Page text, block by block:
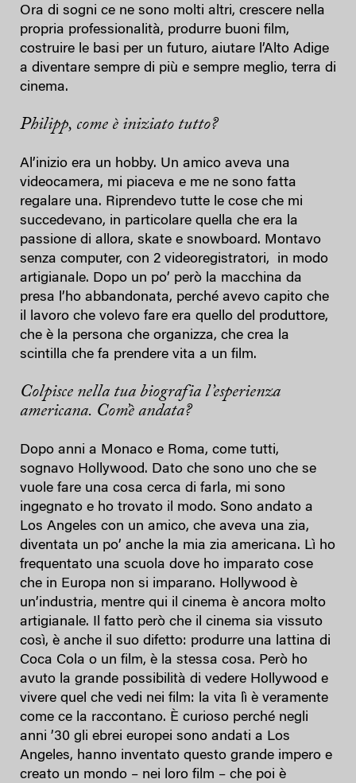
Ora di sogni ce ne sono molti altri, crescere nella
propria professionalità, produrre buoni film,
costruire le basi per un futuro, aiutare l’Alto Adige
a diventare sempre di più e sempre meglio, terra di
cinema.
Philipp, come è iniziato tutto?
Al’inizio era un hobby. Un amico aveva una
videocamera, mi piaceva e me ne sono fatta
regalare una. Riprendevo tutte le cose che mi
succedevano, in particolare quella che era la
passione di allora, skate e snowboard. Montavo
senza computer, con 2 videoregistratori, in modo
artigianale. Dopo un po’ però la macchina da
presa l’ho abbandonata, perché avevo capito che
il lavoro che volevo fare era quello del produttore,
che è la persona che organizza, che crea la
scintilla che fa prendere vita a un film.
Colpisce nella tua biografia l’esperienza
americana. Com’è andata?
Dopo anni a Monaco e Roma, come tutti,
sognavo Hollywood. Dato che sono uno che se
vuole fare una cosa cerca di farla, mi sono
ingegnato e ho trovato il modo. Sono andato a
Los Angeles con un amico, che aveva una zia,
diventata un po’ anche la mia zia americana. Lì ho
frequentato una scuola dove ho imparato cose
che in Europa non si imparano. Hollywood è
un’industria, mentre qui il cinema è ancora molto
artigianale. Il fatto però che il cinema sia vissuto
così, è anche il suo difetto: produrre una lattina di
Coca Cola o un film, è la stessa cosa. Però ho
avuto la grande possibilità di vedere Hollywood e
vivere quel che vedi nei film: la vita lì è veramente
come ce la raccontano. È curioso perché negli
anni ’30 gli ebrei europei sono andati a Los
Angeles, hanno inventato questo grande impero e
creato un mondo – nei loro film – che poi è